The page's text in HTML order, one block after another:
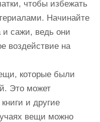
чтобы избежать
Начинайте
и сажи, ведь они
воздействие на
которые были
Это может
и другие
вещи можно